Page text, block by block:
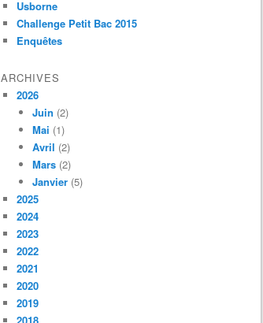
Usborne
Challenge Petit Bac 2015
Enquêtes
ARCHIVES
2026
Juin (2)
Mai (1)
Avril (2)
Mars (2)
Janvier (5)
2025
2024
2023
2022
2021
2020
2019